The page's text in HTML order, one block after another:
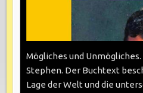
Mögliches und
Stephen. Der Buchtext
Lage der Welt und die